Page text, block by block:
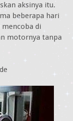
aksinya itu.
beberapa hari
mencoba di
motornya tanpa